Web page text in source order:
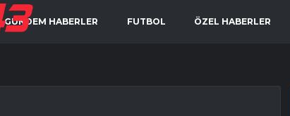
GÜNDEM HABERLER FUTBOL ÖZEL HABERLER